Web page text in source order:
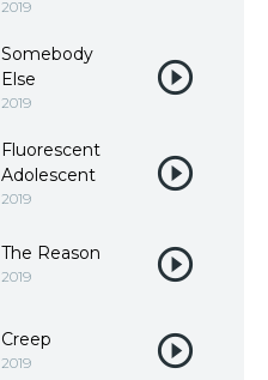
2019
Somebody
Else
2019
Fluorescent
Adolescent
2019
The Reason
2019
Creep
2019